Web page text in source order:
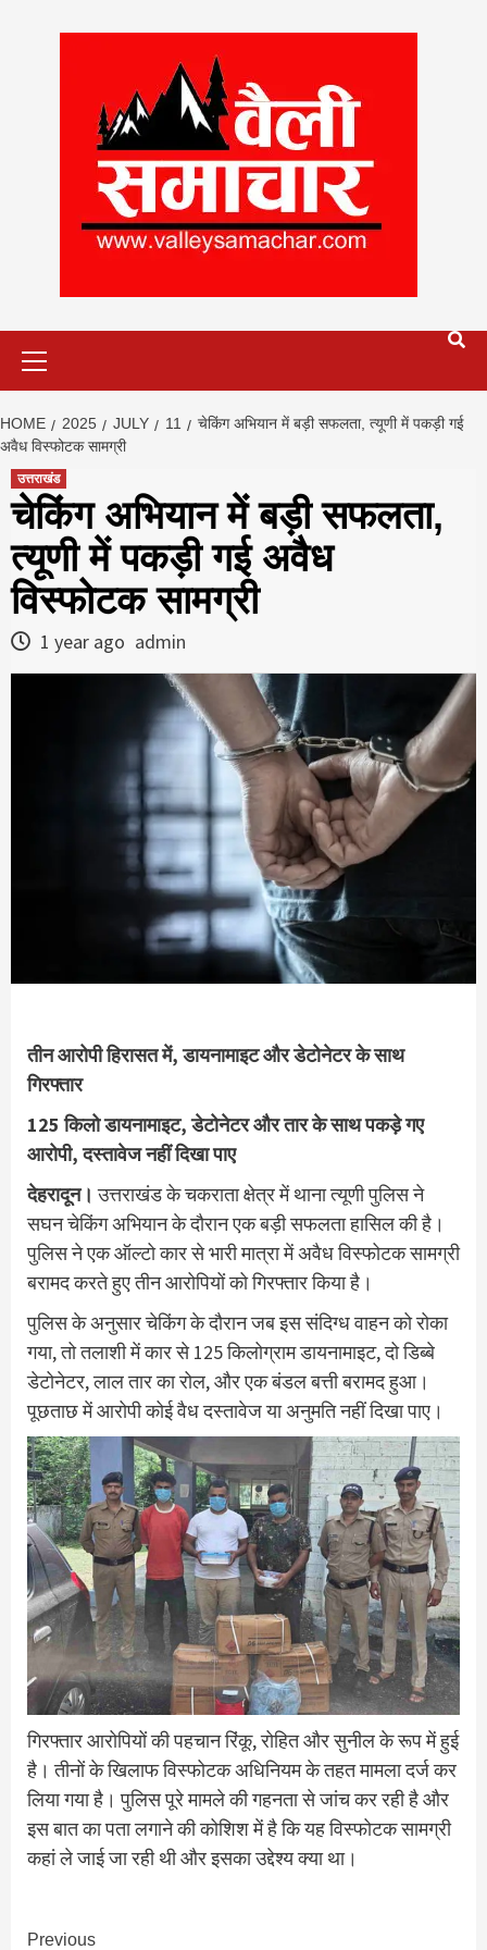
HOME 2025 JULY 11
चेकिंग अभियान में बड़ी सफलता, त्यूणी में पकड़ी गई
अवैध विस्फोटक सामग्री
उत्तराखंड
चेकिंग अभियान में बड़ी सफलता,
त्यूणी में पकड़ी गई अवैध
विस्फोटक सामग्री
1 year ago admin
तीन आरोपी हिरासत में, डायनामाइट और डेटोनेटर के साथ
गिरफ्तार
125 किलो डायनामाइट, डेटोनेटर और तार के साथ पकड़े गए
आरोपी, दस्तावेज नहीं दिखा पाए
देहरादून। उत्तराखंड के चकराता क्षेत्र में थाना त्यूणी पुलिस ने
सघन चेकिंग अभियान के दौरान एक बड़ी सफलता हासिल की है।
पुलिस ने एक ऑल्टो कार से भारी मात्रा में अवैध विस्फोटक सामग्री
बरामद करते हुए तीन आरोपियों को गिरफ्तार किया है।
पुलिस के अनुसार चेकिंग के दौरान जब इस संदिग्ध वाहन को रोका
गया, तो तलाशी में कार से 125 किलोग्राम डायनामाइट, दो डिब्बे
डेटोनेटर, लाल तार का रोल, और एक बंडल बत्ती बरामद हुआ।
पूछताछ में आरोपी कोई वैध दस्तावेज या अनुमति नहीं दिखा पाए।
गिरफ्तार आरोपियों की पहचान रिंकू, रोहित और सुनील के रूप में हुई
है। तीनों के खिलाफ विस्फोटक अधिनियम के तहत मामला दर्ज कर
लिया गया है। पुलिस पूरे मामले की गहनता से जांच कर रही है और
इस बात का पता लगाने की कोशिश में है कि यह विस्फोटक सामग्री
कहां ले जाई जा रही थी और इसका उद्देश्य क्या था।
Previous